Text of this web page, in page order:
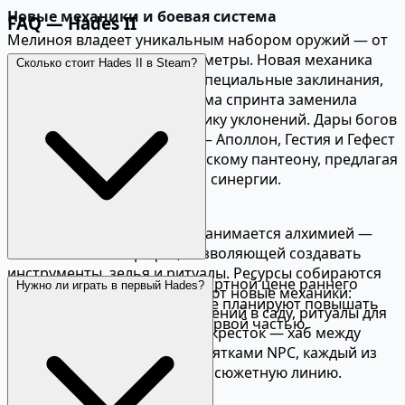
Новые механики и боевая система
Мелиноя владеет уникальным набором оружий — от
посоха ведьмы до серпа Деметры. Новая механика
Магии (Magick) добавляет специальные заклинания,
потребляющие ману. Система спринта заменила
рывок Загрея, меняя динамику уклонений. Дары богов
стали ещё разнообразнее — Аполлон, Гестия и Гефест
присоединились к олимпийскому пантеону, предлагая
совершенно новые билды и синергии.
Между забегами Мелиноя занимается алхимией —
новой системой крафта, позволяющей создавать
инструменты, зелья и ритуалы. Ресурсы собираются
во время забегов и открывают новые механики:
рыбалка, выращивание растений в саду, ритуалы для
открытия новых путей. Перекрёсток — хаб между
забегами — живой мир с десятками NPC, каждый из
которых имеет собственную сюжетную линию.
FAQ — Hades II
Сколько стоит Hades II в Steam?
Hades II продаётся по стандартной цене раннего
доступа. Supergiant Games не планируют повышать
цену после релиза, как и с первой частью.
Нужно ли играть в первый Hades?